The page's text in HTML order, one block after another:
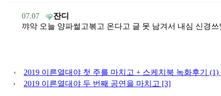
07.07
잔디
꺄악 오늘 양파썰고볶고 온다고 글 못 남겨서 내심 신경
2019 이른열대야 첫 주를 마치고 + 스케치북 녹화후기 (1)
2019 이른열대야 두 번째 공연을 마치고 [3]